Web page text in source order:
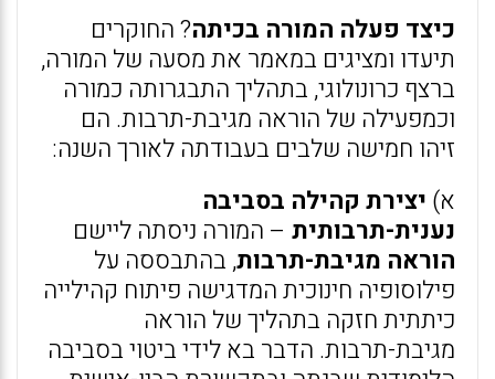
כיצד פעלה המורה בכיתה? החוקרים
תיעדו ומציגים במאמר את מסעה של המורה,
ברצף כרונולוגי, בתהליך התבגרותה כמורה
וכמפעילה של הוראה מגיבת-תרבות. הם
זיהו חמישה שלבים בעבודתה לאורך השנה:
א) יצירת קהילה בסביבה
נענית-תרבותית – המורה ניסתה ליישם
הוראה מגיבת-תרבות, בהתבססה על
פילוסופיה חינוכית המדגישה פיתוח קהילייה
כיתתית חזקה בתהליך של הוראה
מגיבת-תרבות. הדבר בא לידי ביטוי בסביבה